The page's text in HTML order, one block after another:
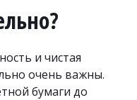
и чистая
очень важны.
бумаги до